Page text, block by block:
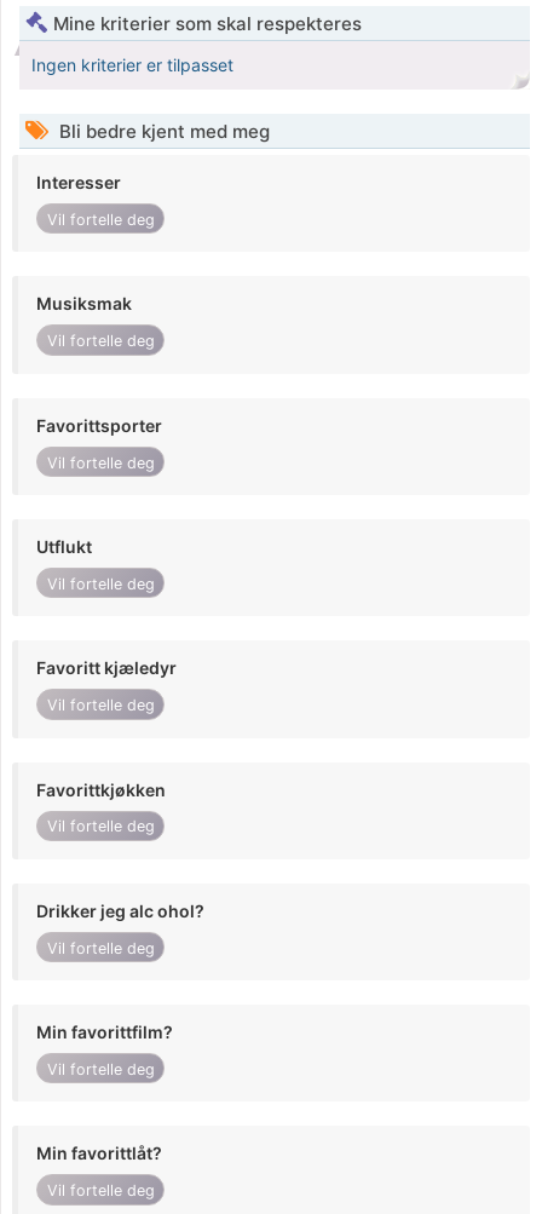
Mine kriterier som skal respekteres
Ingen kriterier er tilpasset
Bli bedre kjent med meg
Interesser
Vil fortelle deg
Musiksmak
Vil fortelle deg
Favorittsporter
Vil fortelle deg
Utflukt
Vil fortelle deg
Favoritt kjæledyr
Vil fortelle deg
Favorittkjøkken
Vil fortelle deg
Drikker jeg alc ohol?
Vil fortelle deg
Min favorittfilm?
Vil fortelle deg
Min favorittlåt?
Vil fortelle deg